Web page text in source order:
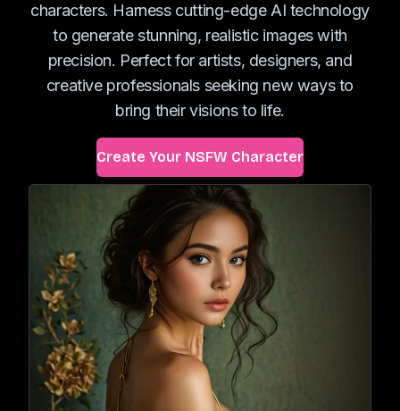
characters. Harness cutting-edge AI technology
to generate stunning, realistic images with
precision. Perfect for artists, designers, and
creative professionals seeking new ways to
bring their visions to life.
Create Your NSFW Character